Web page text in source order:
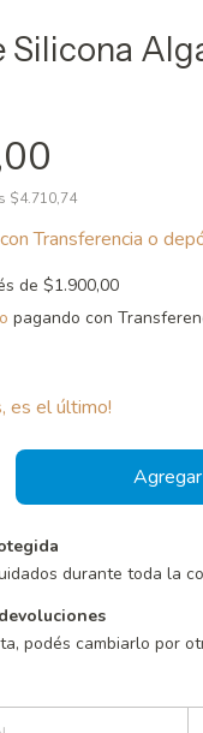
Silicona
$4.710,74
con Transferencia o
de $1.900,00
pagando con
es el último!
durante toda la
podés cambiarlo por